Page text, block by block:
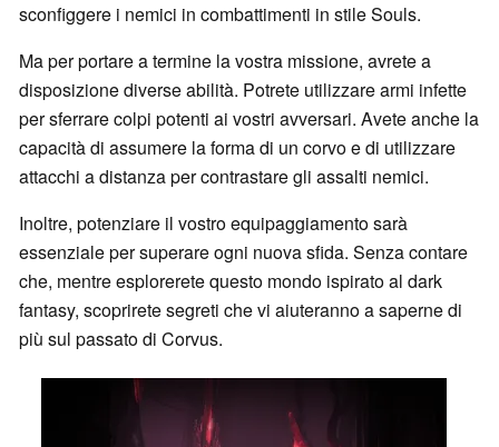
sconfiggere i nemici in combattimenti in stile Souls.
Ma per portare a termine la vostra missione, avrete a
disposizione diverse abilità. Potrete utilizzare armi infette
per sferrare colpi potenti ai vostri avversari. Avete anche la
capacità di assumere la forma di un corvo e di utilizzare
attacchi a distanza per contrastare gli assalti nemici.
Inoltre, potenziare il vostro equipaggiamento sarà
essenziale per superare ogni nuova sfida. Senza contare
che, mentre esplorerete questo mondo ispirato al dark
fantasy, scoprirete segreti che vi aiuteranno a saperne di
più sul passato di Corvus.